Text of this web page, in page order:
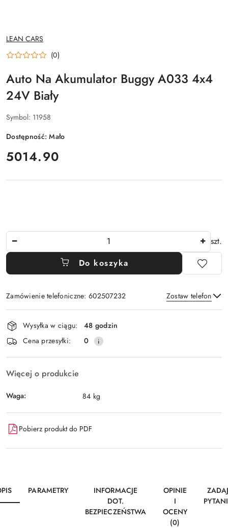
NAZWA
PRODUCENTA:
LEAN CARS
(0)
Auto Na Akumulator Buggy A033 4x4
24V Biały
Symbol: 11958
Dostępność:Mało
cena:
5014.90
szt.
Do koszyka
Zamówienie telefoniczne: 602507232 Zostaw telefon
Wyślij
Dostępność
i
dostawa
Wysyłka w ciągu:
48 godzin
Cena przesyłki:
0
Więcej o produkcie
Waga: 84 kg
Pobierz produkt do PDF
PARAMETRY
INFORMACJE
DOT.
BEZPIECZEŃSTWA
OPINIE
I
OCENY
(0)